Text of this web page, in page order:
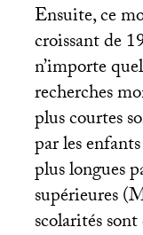
Ensuite, ce
croissant de
n’importe
recherches
plus courtes
par les
plus longues
supérieures
scolarités